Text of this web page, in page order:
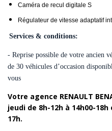
Caméra de recul digitale S
Régulateur de vitesse adaptatif
Services & conditions:
- Reprise possible de votre ancien
de 30 véhicules d’occasion
vous
Votre agence RENAULT
jeudi de 8h-12h à 14h00-
17h.